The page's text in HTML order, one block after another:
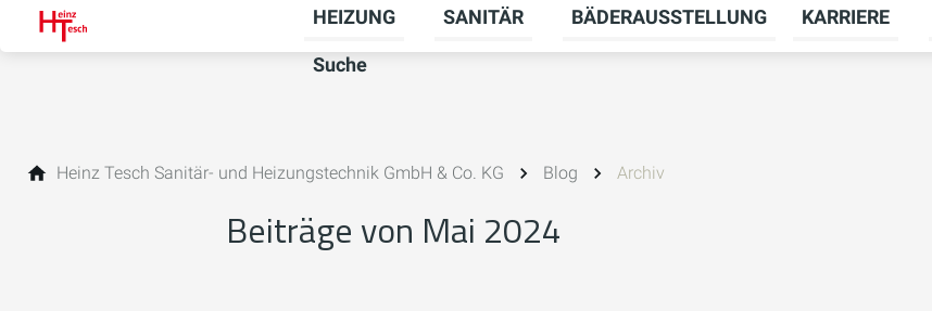
HEIZUNG
Untermenü für HEIZUNG umschalten
SANITÄR
Untermenü für SANITÄR umschalten
BÄDERAUSSTELLUNG KARRIERE
Suche
Heinz Tesch Sanitär- und Heizungstechnik GmbH & Co. KG Blog Archiv
Beiträge von Mai 2024